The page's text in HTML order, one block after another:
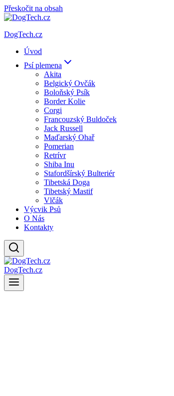
Přeskočit na obsah
DogTech.cz
Úvod
Psí plemena
Akita
Belgický Ovčák
Boloňský Psík
Border Kolie
Corgi
Francouzský Buldoček
Jack Russell
Maďarský Ohař
Pomerian
Retrívr
Shiba Inu
Stafordšírský Bulteriér
Tibetská Doga
Tibetský Mastif
Vlčák
Výcvik Psů
O Nás
Kontakty
DogTech.cz